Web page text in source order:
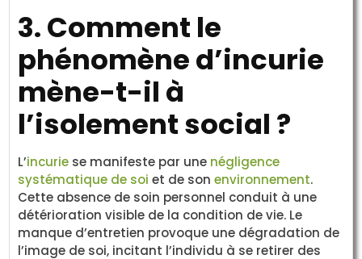
3. Comment le
phénomène d’incurie
mène-t-il à
l’isolement social ?
L’incurie se manifeste par une négligence
systématique de soi et de sonenvironnement.
Cette absence de soin personnel conduit à une
détérioration visible de la condition de vie. Le
manque d’entretien provoque une dégradation de
l’image de soi, incitant l’individu à se retirer des